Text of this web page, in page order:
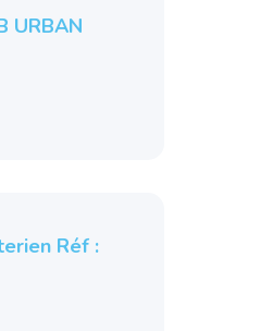
URBAN
Réf :